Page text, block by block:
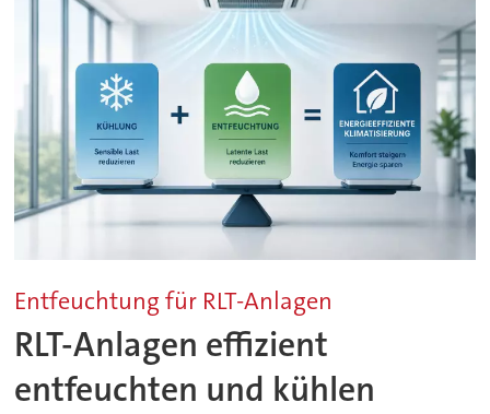
Entfeuchtung für RLT-Anlagen
RLT-Anlagen effizient
entfeuchten und kühlen